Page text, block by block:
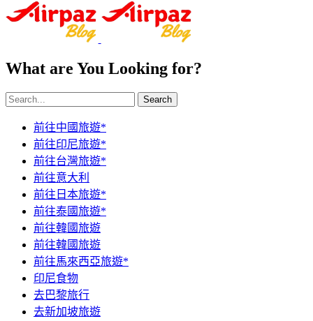
What are You Looking for?
Search
前往中國旅遊*
前往印尼旅遊*
前往台灣旅遊*
前往意大利
前往日本旅遊*
前往泰國旅遊*
前往韓國旅遊
前往韓國旅遊
前往馬來西亞旅遊*
印尼食物
去巴黎旅行
去新加坡旅遊